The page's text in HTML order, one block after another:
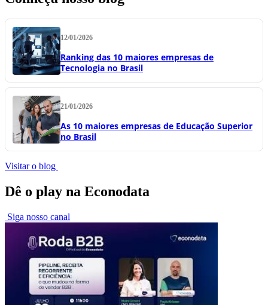
12/01/2026
Ranking das 10 maiores empresas de
Tecnologia no Brasil
21/01/2026
As 10 maiores empresas de Educação Superior
no Brasil
Visitar o blog
Dê o play na Econodata
Siga nosso canal